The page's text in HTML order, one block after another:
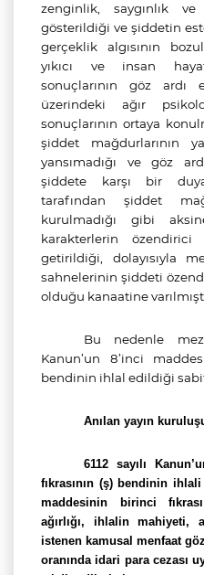
zenginlik, saygınlık
gösterildiği ve şiddetin
gerçeklik algısının
yıkıcı ve insan
sonuçlarının göz ardı
üzerindeki ağır
sonuçlarının ortaya
şiddet mağdurlarının
yansımadığı ve göz
şiddete karşı bir
tarafından şiddet
kurulmadığı gibi
karakterlerin
getirildiği, dolayısıyla
sahnelerinin şiddeti
olduğu kanaatine
Bu nedenle
Kanun’un 8’inci
bendinin ihlal edildiği
Anılan yayın
6112 sayılı
fıkrasının (ş) bendinin
maddesinin birinci
ağırlığı, ihlalin mahiyeti,
istenen kamusal menfaat
oranında idari para cezası